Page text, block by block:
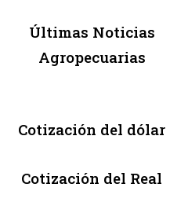
Últimas Noticias
Agropecuarias
Cotización del dólar
Cotización del Real